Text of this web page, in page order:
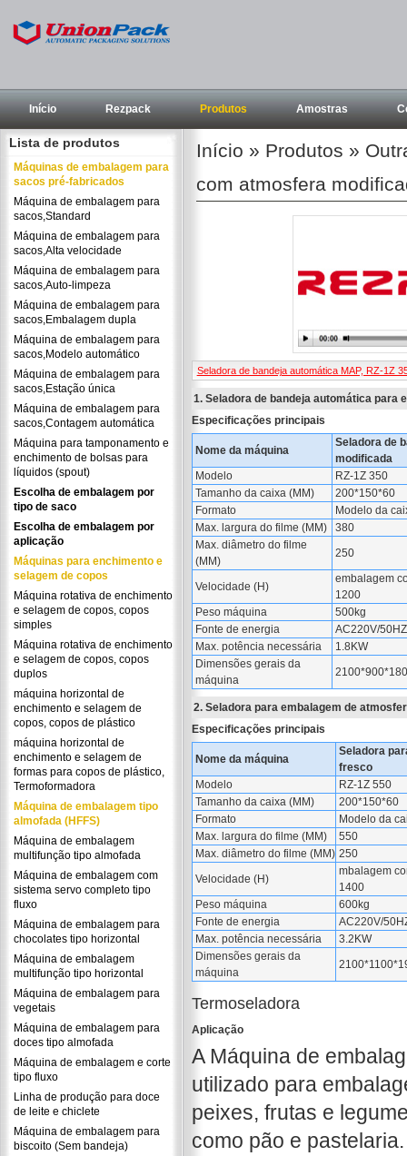
Início Rezpack Produtos Amostras
Lista de produtos
Máquinas de embalagem para
sacos pré-fabricados
Máquina de embalagem para
sacos,Standard
Máquina de embalagem para
sacos,Alta velocidade
Máquina de embalagem para
sacos,Auto-limpeza
Máquina de embalagem para
sacos,Embalagem dupla
Máquina de embalagem para
sacos,Modelo automático
Máquina de embalagem para
sacos,Estação única
Máquina de embalagem para
sacos,Contagem automática
Máquina para tamponamento e
enchimento de bolsas para
líquidos (spout)
Escolha de embalagem por
tipo de saco
Escolha de embalagem por
aplicação
Máquinas para enchimento e
selagem de copos
Máquina rotativa de enchimento
e selagem de copos, copos
simples
Máquina rotativa de enchimento
e selagem de copos, copos
duplos
máquina horizontal de
enchimento e selagem de
copos, copos de plástico
máquina horizontal de
enchimento e selagem de
formas para copos de plástico,
Termoformadora
Máquina de embalagem tipo
almofada (HFFS)
Máquina de embalagem
multifunção tipo almofada
Máquina de embalagem com
sistema servo completo tipo
fluxo
Máquina de embalagem para
chocolates tipo horizontal
Máquina de embalagem
multifunção tipo horizontal
Máquina de embalagem para
vegetais
Máquina de embalagem para
doces tipo almofada
Máquina de embalagem e corte
tipo fluxo
Linha de produção para doce
de leite e chiclete
Máquina de embalagem para
biscoito (Sem bandeja)
Início » Produtos »
com atmosfera
Seladora de bandeja automática MAP, RZ-1Z
1. Seladora de bandeja automática para
Especificações principais
Nome da máquina
Seladora de
modificada
Modelo
RZ-1Z 350
Tamanho da caixa (MM)
200*150*60
Formato
Modelo da
Max. largura do filme (MM)
380
Max. diâmetro do filme
(MM)
250
Velocidade (H)
embalagem
1200
Peso máquina
500kg
Fonte de energia
AC220V/
Max. potência necessária
1.8KW
Dimensões gerais da
máquina
2. Seladora para embalagem de
Especificações principais
Nome da máquina
Seladora
fresco
Modelo
RZ-1Z 550
Tamanho da caixa (MM)
200*150*60
Formato
Modelo da
Max. largura do filme (MM)
550
Max. diâmetro do filme (MM) 250
Velocidade (H)
mbalagem
1400
Peso máquina
600kg
Fonte de energia
AC220V/
Max. potência necessária
3.2KW
Dimensões gerais da
máquina
Termoseladora
Aplicação
A Máquina de
utilizado para
peixes, frutas e
como pão e